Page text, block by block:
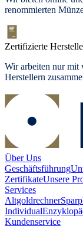
renommierten
Zertifizierte
Wir arbeiten nur mit
Herstellern
Über Uns
Geschäftsführung
ZertifikateUnsere
Services
Altgoldrechner
Individual
Kundenservice